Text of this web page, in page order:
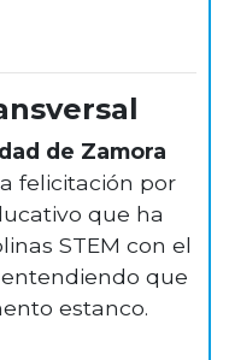
de Zamora
felicitación por
que ha
STEM con el
que
estanco.